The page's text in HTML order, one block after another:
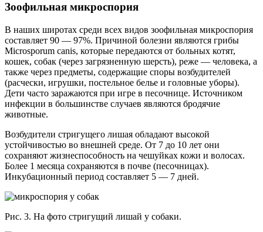
Зоофильная микроспория
В наших широтах среди всех видов зоофильная микроспория
составляет 90 — 97%. Причиной болезни являются грибы
Microsporum canis, которые передаются от больных котят,
кошек, собак (через загрязненную шерсть), реже — человека, а
также через предметы, содержащие споры возбудителей
(расчески, игрушки, постельное белье и головные уборы).
Дети часто заражаются при игре в песочнице. Источником
инфекции в большинстве случаев являются бродячие
животные.
Возбудители стригущего лишая обладают высокой
устойчивостью во внешней среде. От 7 до 10 лет они
сохраняют жизнеспособность на чешуйках кожи и волосах.
Более 1 месяца сохраняются в почве (песочницах).
Инкубационный период составляет 5 — 7 дней.
Рис. 3. На фото стригущий лишай у собаки.